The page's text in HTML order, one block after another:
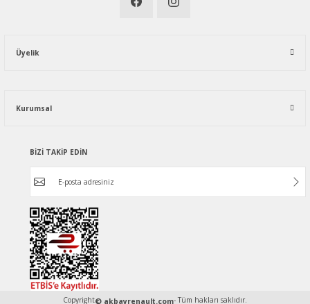
Üyelik
Kurumsal
BİZİ TAKİP EDİN
Copyright© akbayrenault.com- Tüm hakları saklıdır.